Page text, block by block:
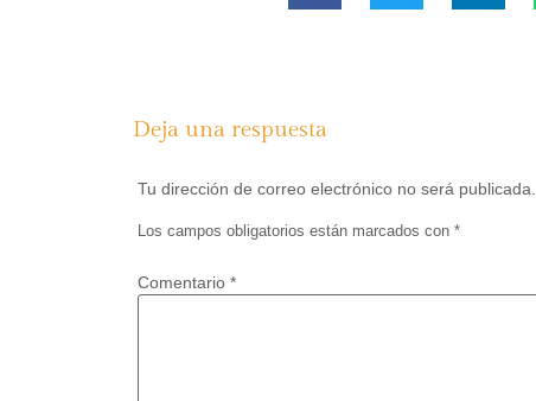
Deja una respuesta
Tu dirección de correo electrónico no será publicada.
Los campos obligatorios están marcados con *
Comentario *